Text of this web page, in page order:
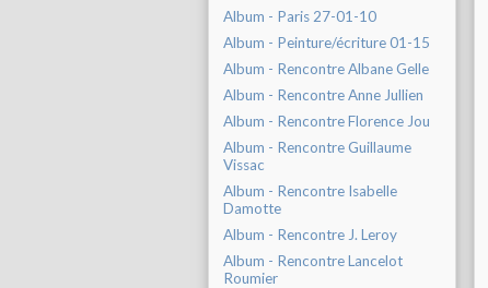
Album - Paris 27-01-10
Album - Peinture/écriture 01-15
Album - Rencontre Albane Gelle
Album - Rencontre Anne Jullien
Album - Rencontre Florence Jou
Album - Rencontre Guillaume
Vissac
Album - Rencontre Isabelle
Damotte
Album - Rencontre J. Leroy
Album - Rencontre Lancelot
Roumier